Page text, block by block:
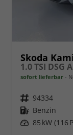
Skoda
sofort lieferbar
Fahrzeugnr. 94334
Kraftstoff Benzin
Leistung 85 kW (116